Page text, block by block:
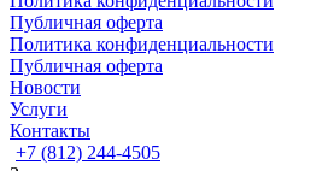
Публичная оферта
Политика конфиденциальности
Публичная оферта
Новости
Услуги
Контакты
+7 (812) 244-4505